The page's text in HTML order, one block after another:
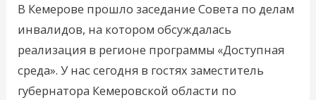
В Кемерове прошло заседание Совета по делам
инвалидов, на котором обсуждалась
реализация в регионе программы «Доступная
среда». У нас сегодня в гостях заместитель
губернатора Кемеровской области по